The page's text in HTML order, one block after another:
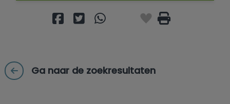
Ga naar de zoekresultaten